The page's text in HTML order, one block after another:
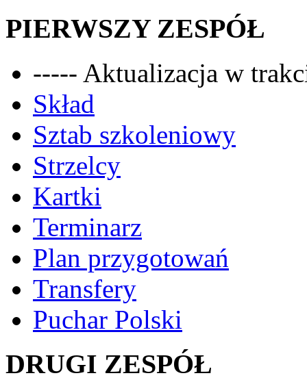
PIERWSZY ZESPÓŁ
----- Aktualizacja w
Skład
Sztab szkoleniowy
Strzelcy
Kartki
Terminarz
Plan przygotowań
Transfery
Puchar Polski
DRUGI ZESPÓŁ